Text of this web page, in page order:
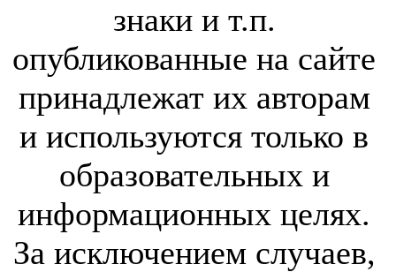
знаки и т.п.
опубликованные на сайте
принадлежат их авторам
и используются только в
образовательных и
информационных целях.
За исключением случаев,